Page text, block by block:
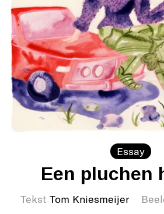
Essay
Een pluchen
Tekst Tom Kniesmeijer